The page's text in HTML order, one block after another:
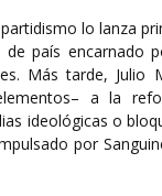
lo lanza
país
Más tarde, Julio
a la
ideológicas o
por